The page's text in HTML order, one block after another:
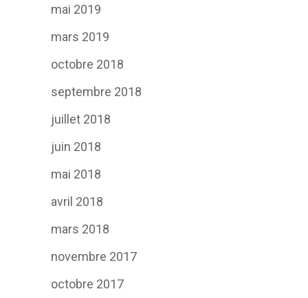
mai 2019
mars 2019
octobre 2018
septembre 2018
juillet 2018
juin 2018
mai 2018
avril 2018
mars 2018
novembre 2017
octobre 2017